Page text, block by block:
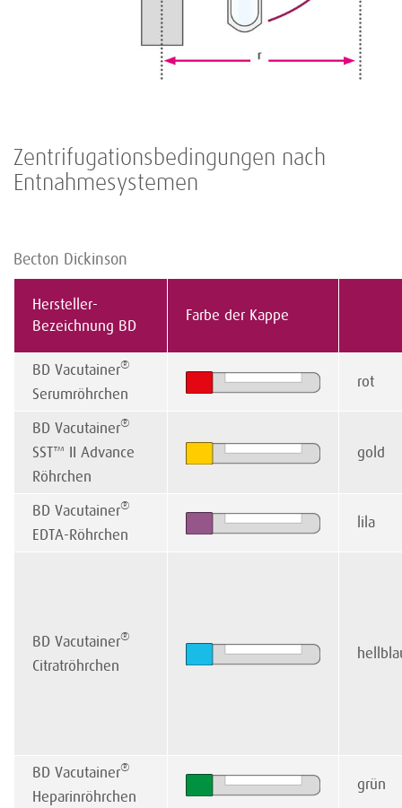
Zentrifugationsbedingungen nach
Entnahmesystemen
Becton Dickinson
Hersteller-
Bezeichnung BD
Farbe der Kappe
BD Vacutainer®
Serumröhrchen
rot
BD Vacutainer®
SST™ II Advance
Röhrchen
gold
BD Vacutainer®
EDTA-Röhrchen
lila
BD Vacutainer®
Citratröhrchen
BD Vacutainer®
Heparinröhrchen
grün